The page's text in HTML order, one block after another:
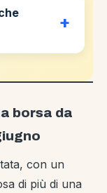
borsa da
con un
di più di una